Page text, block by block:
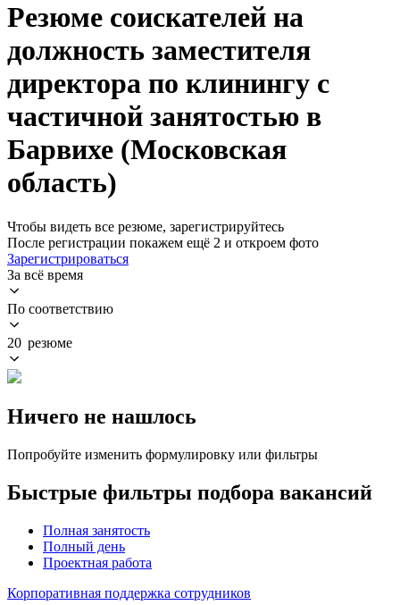
Резюме соискателей на
должность заместителя
директора по клинингу с
частичной занятостью в
Барвихе (Московская
область)
Чтобы видеть все резюме, зарегистрируйтесь
После регистрации покажем ещё 2 и откроем фото
Зарегистрироваться
За всё время
По соответствию
20 резюме
Ничего не нашлось
Попробуйте изменить формулировку или фильтры
Быстрые фильтры подбора вакансий
Полная занятость
Полный день
Проектная работа
Корпоративная поддержка сотрудников